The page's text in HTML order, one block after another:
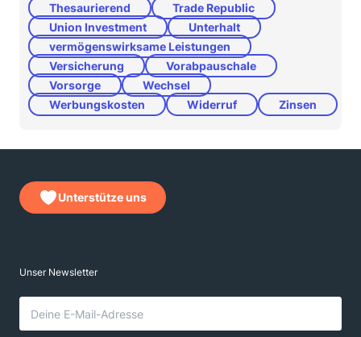
Thesaurierend
Trade Republic
Union Investment
Unterhalt
vermögenswirksame Leistungen
Versicherung
Vorabpauschale
Vorsorge
Wechsel
Werbungskosten
Widerruf Zinsen
Unterstütze uns